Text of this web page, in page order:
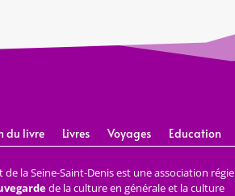
du livre Livres Voyages Education
la Seine-Saint-Denis est une association régie
de la culture en générale et la culture